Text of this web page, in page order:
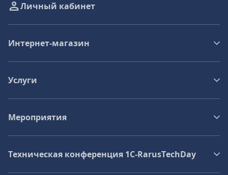
Личный кабинет
Интернет-магазин
Услуги
Мероприятия
Техническая конференция 1C‑RarusTechDay